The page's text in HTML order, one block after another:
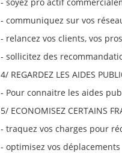
- communiquez sur vos
- relancez vos clients, vos
- sollicitez des
4/ REGARDEZ LES AIDES
- Pour connaitre les aides
5/ ECONOMISEZ CERTAINS
- traquez vos charges pour
- optimisez vos déplacements